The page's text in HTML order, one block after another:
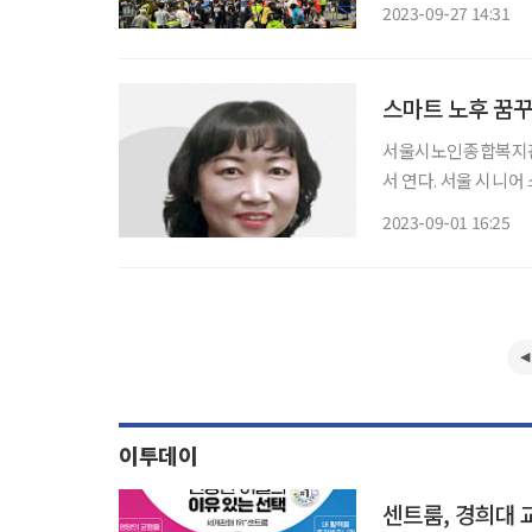
2023-09-27 14:31
스마트 노후 꿈
서울시노인종합복지
서 연다. 서울 시니어 스마트 페스타는 스마트 기기를 접할 수 있는 자리를 마련해 스마트 복지
2023-09-01 16:25
이투데이
센트룸, 경희대